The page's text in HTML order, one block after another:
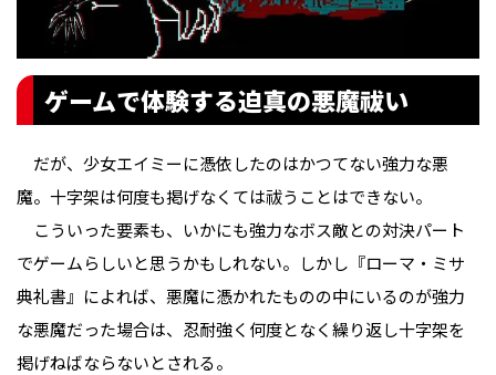
ゲームで体験する迫真の悪魔祓い
だが、少女エイミーに憑依したのはかつてない強力な悪
魔。十字架は何度も掲げなくては祓うことはできない。
こういった要素も、いかにも強力なボス敵との対決パート
でゲームらしいと思うかもしれない。しかし『ローマ・ミサ
典礼書』によれば、悪魔に憑かれたものの中にいるのが強力
な悪魔だった場合は、忍耐強く何度となく繰り返し十字架を
掲げねばならないとされる。